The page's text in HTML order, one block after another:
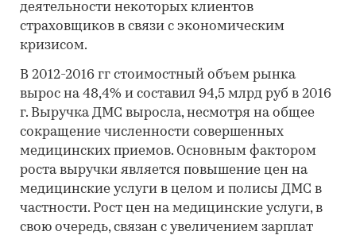
деятельности некоторых клиентов
страховщиков в связи с экономическим
кризисом.
В 2012-2016 гг стоимостный объем рынка
вырос на 48,4% и составил 94,5 млрд руб в 2016
г. Выручка ДМС выросла, несмотря на общее
сокращение численности совершенных
медицинских приемов. Основным фактором
роста выручки является повышение цен на
медицинские услуги в целом и полисы ДМС в
частности. Рост цен на медицинские услуги, в
свою очередь, связан с увеличением зарплат